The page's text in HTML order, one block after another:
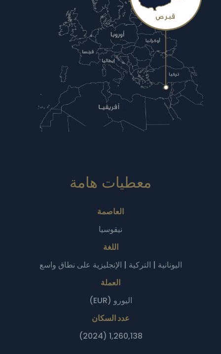
معطيات هامة‎
العاصمة
نيقوسيا
اللغة
اليونانية | التركية | الإنجليزية على نطاق واسع
العملة
اليورو (EUR)
عدد السكان
1,260,138 (2024)